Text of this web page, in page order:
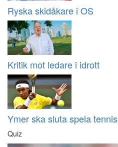
Ryska skidåkare i OS
Kritik mot ledare i idrott
Ymer ska sluta spela tennis
Quiz